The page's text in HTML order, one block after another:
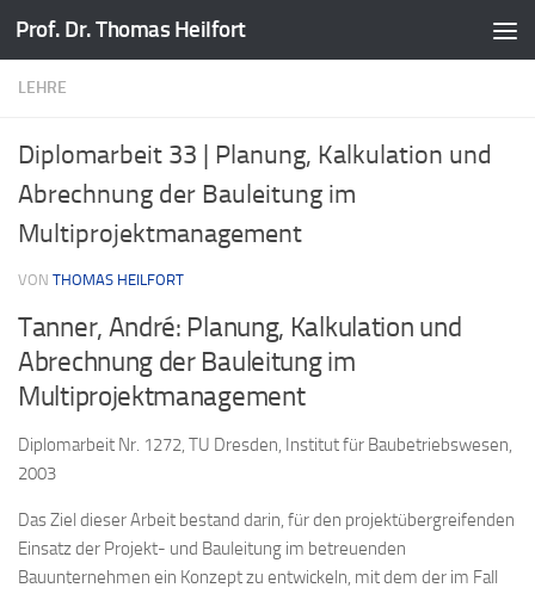
Zum Inhalt springen
Prof. Dr. Thomas Heilfort
LEHRE
Diplomarbeit 33 | Planung, Kalkulation und
Abrechnung der Bauleitung im
Multiprojektmanagement
VON THOMAS HEILFORT
Tanner, André: Planung, Kalkulation und
Abrechnung der Bauleitung im
Multiprojektmanagement
Diplomarbeit Nr. 1272, TU Dresden, Institut für Baubetriebswesen,
2003
Das Ziel dieser Arbeit bestand darin, für den projektübergreifenden
Einsatz der Projekt- und Bauleitung im betreuenden
Bauunternehmen ein Konzept zu entwickeln, mit dem der im Fall